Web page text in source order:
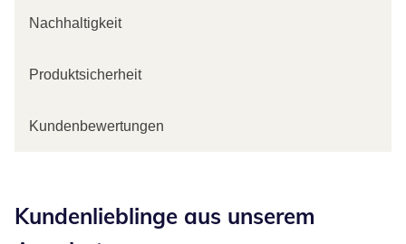
Nachhaltigkeit
Produktsicherheit
Kundenbewertungen
Kundenlieblinge aus unserem